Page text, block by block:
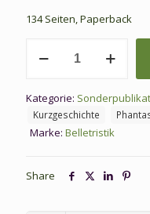
134 Seiten, Paperback
T.
(Hg.):
Die
Kategorie:
Kurzgeschichte
Marke: Belletristik
Share